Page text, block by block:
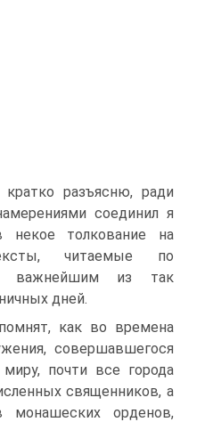
разъясню, ради
соединил я
толкование на
читаемые по
важнейшим из так
дней.
как во времена
совершавшегося
почти все города
священников, а
орденов,